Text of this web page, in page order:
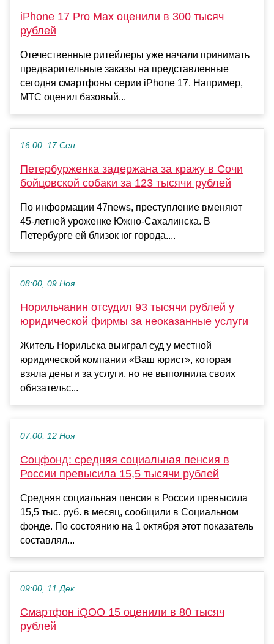
iPhone 17 Pro Max оценили в 300 тысяч
рублей
Отечественные ритейлеры уже начали принимать
предварительные заказы на представленные
сегодня смартфоны серии iPhone 17. Например,
МТС оценил базовый...
16:00, 17 Сен
Петербурженка задержана за кражу в Сочи
бойцовской собаки за 123 тысячи рублей
По информации 47news, преступление вменяют
45-летней уроженке Южно-Сахалинска. В
Петербурге ей близок юг города....
08:00, 09 Ноя
Норильчанин отсудил 93 тысячи рублей у
юридической фирмы за неоказанные услуги
Житель Норильска выиграл суд у местной
юридической компании «Ваш юрист», которая
взяла деньги за услуги, но не выполнила своих
обязательс...
07:00, 12 Ноя
Соцфонд: средняя социальная пенсия в
России превысила 15,5 тысячи рублей
Средняя социальная пенсия в России превысила
15,5 тыс. руб. в месяц, сообщили в Социальном
фонде. По состоянию на 1 октября этот показатель
составлял...
09:00, 11 Дек
Смартфон iQOO 15 оценили в 80 тысяч
рублей